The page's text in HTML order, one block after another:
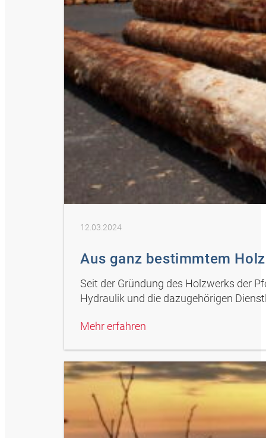
12.03.2024
Aus ganz bestimmtem
Seit der Gründung des Holzwerks der
Hydraulik und die dazugehörigen
Mehr erfahren